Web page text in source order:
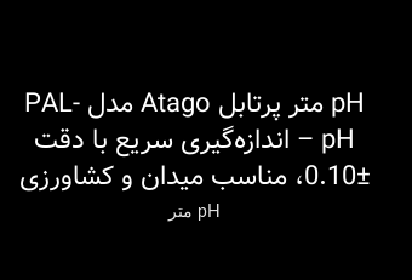
اطلاعات بیشتر
pH متر پرتابل Atago مدل PAL-
pH – اندازه‌گیری سریع با دقت
±0.10، مناسب میدان و کشاورزی
pH متر